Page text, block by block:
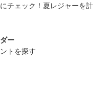
チェック！夏レジャーを計
ー
トを探す